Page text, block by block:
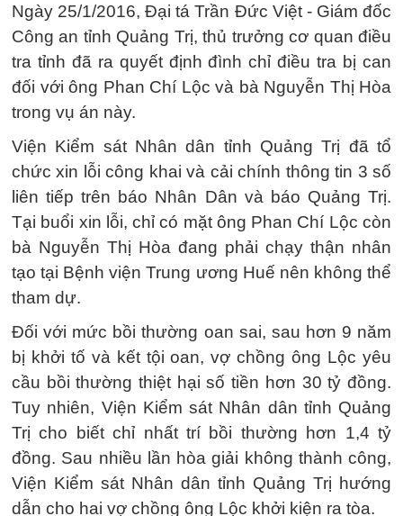
Ngày 25/1/2016, Đại tá Trần Đức Việt - Giám đốc
Công an tỉnh Quảng Trị, thủ trưởng cơ quan điều
tra tỉnh đã ra quyết định đình chỉ điều tra bị can
đối với ông Phan Chí Lộc và bà Nguyễn Thị Hòa
trong vụ án này.
Viện Kiểm sát Nhân dân tỉnh Quảng Trị đã tổ
chức xin lỗi công khai và cải chính thông tin 3 số
liên tiếp trên báo Nhân Dân và báo Quảng Trị.
Tại buổi xin lỗi, chỉ có mặt ông Phan Chí Lộc còn
bà Nguyễn Thị Hòa đang phải chạy thận nhân
tạo tại Bệnh viện Trung ương Huế nên không thể
tham dự.
Đối với mức bồi thường oan sai, sau hơn 9 năm
bị khởi tố và kết tội oan, vợ chồng ông Lộc yêu
cầu bồi thường thiệt hại số tiền hơn 30 tỷ đồng.
Tuy nhiên, Viện Kiểm sát Nhân dân tỉnh Quảng
Trị cho biết chỉ nhất trí bồi thường hơn 1,4 tỷ
đồng. Sau nhiều lần hòa giải không thành công,
Viện Kiểm sát Nhân dân tỉnh Quảng Trị hướng
dẫn cho hai vợ chồng ông Lộc khởi kiện ra tòa.